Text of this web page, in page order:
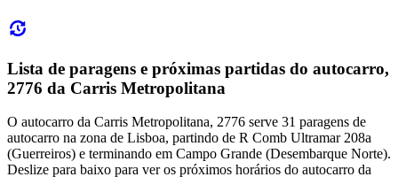
Lista de paragens e próximas partidas do autocarro,
2776 da Carris Metropolitana
O autocarro da Carris Metropolitana, 2776 serve 31 paragens de
autocarro na zona de Lisboa, partindo de R Comb Ultramar 208a
(Guerreiros) e terminando em Campo Grande (Desembarque Norte).
Deslize para baixo para ver os próximos horários do autocarro da